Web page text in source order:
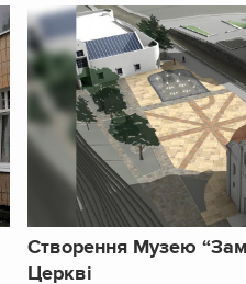
Створення Музею
Церкві